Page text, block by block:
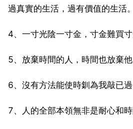
過真實的生活，過有價值的生活。
4、一寸光陰一寸金，寸金難買寸
5、放棄時間的人，時間也放棄他
6、沒有方法能使時釧為我敲已過
7、人的全部本領無非是耐心和時